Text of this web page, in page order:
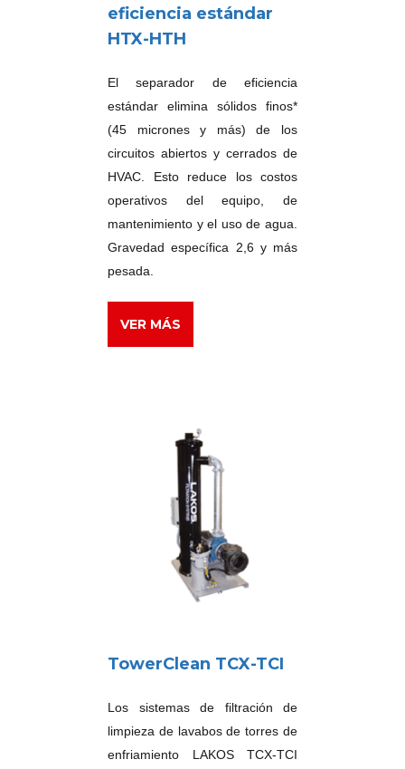
eficiencia estándar
HTX-HTH
El separador de eficiencia
estándar elimina sólidos finos*
(45 micrones y más) de los
circuitos abiertos y cerrados de
HVAC. Esto reduce los costos
operativos del equipo, de
mantenimiento y el uso de agua.
Gravedad específica 2,6 y más
pesada.
VER MÁS
TowerClean TCX-TCI
Los sistemas de filtración de
limpieza de lavabos de torres de
enfriamiento LAKOS TCX-TCI